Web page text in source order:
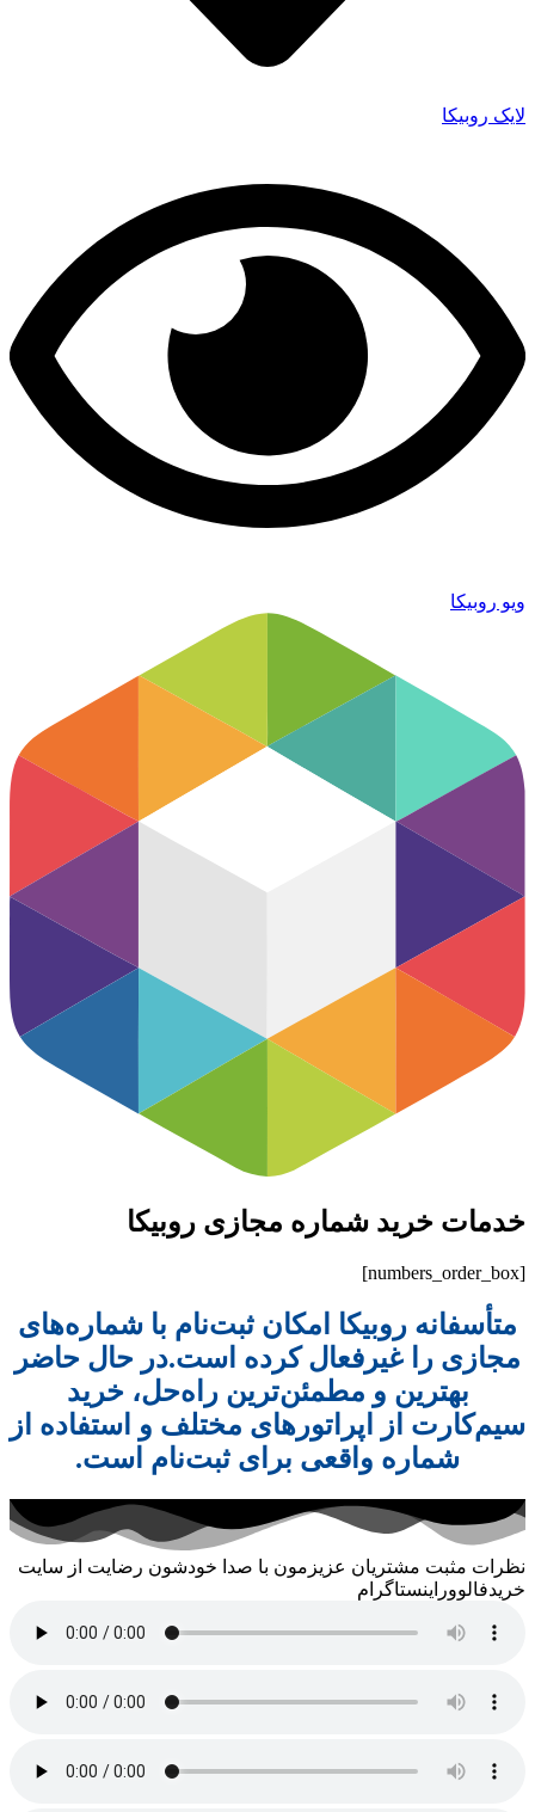
لایک روبیکا
ویو روبیکا
خدمات خرید شماره مجازی روبیکا
[numbers_order_box]
متأسفانه روبیکا امکان ثبت‌نام با شماره‌های
مجازی را غیرفعال کرده است.در حال حاضر
بهترین و مطمئن‌ترین راه‌حل، خرید
سیم‌کارت از اپراتورهای مختلف و استفاده از
شماره واقعی برای ثبت‌نام است.
نظرات مثبت مشتریان عزیزمون با صدا خودشون رضایت از سایت
خریدفالووراینستاگرام